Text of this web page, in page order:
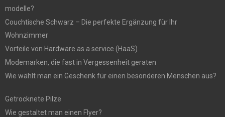
modelle?
Couchtische Schwarz – Die perfekte Ergänzung für Ihr
Wohnzimmer
Vorteile von Hardware as a service (HaaS)
Modemarken, die fast in Vergessenheit geraten
Wie wählt man ein Geschenk für einen besonderen Menschen aus?
Getrocknete Pilze
Wie gestaltet man einen Flyer?